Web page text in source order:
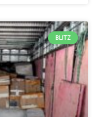
BLITZ